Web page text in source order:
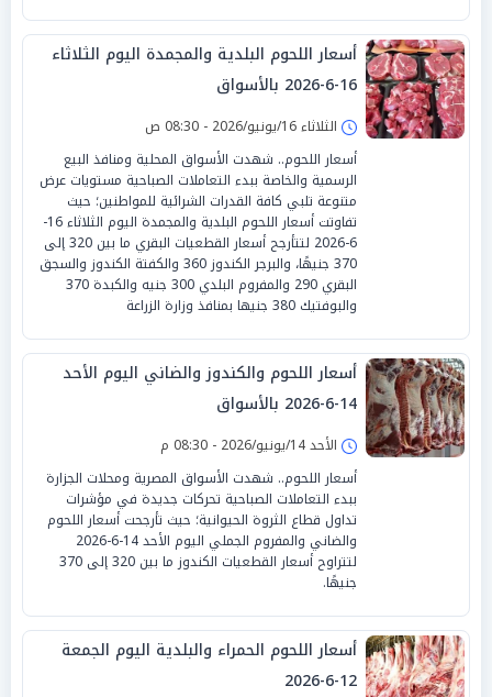
أسعار اللحوم البلدية والمجمدة اليوم الثلاثاء
16-6-2026 بالأسواق
الثلاثاء 16/يونيو/2026 - 08:30 ص
أسعار اللحوم.. شهدت الأسواق المحلية ومنافذ البيع
الرسمية والخاصة ببدء التعاملات الصباحية مستويات عرض
متنوعة تلبي كافة القدرات الشرائية للمواطنين؛ حيث
تفاوتت أسعار اللحوم البلدية والمجمدة اليوم الثلاثاء 16-
6-2026 لتتأرجح أسعار القطعيات البقري ما بين 320 إلى
370 جنيهًا، والبرجر الكندوز 360 والكفتة الكندوز والسجق
البقري 290 والمفروم البلدي 300 جنيه والكبدة 370
والبوفتيك 380 جنيها بمنافذ وزارة الزراعة
أسعار اللحوم والكندوز والضاني اليوم الأحد
14-6-2026 بالأسواق
الأحد 14/يونيو/2026 - 08:30 م
أسعار اللحوم.. شهدت الأسواق المصرية ومحلات الجزارة
ببدء التعاملات الصباحية تحركات جديدة في مؤشرات
تداول قطاع الثروة الحيوانية؛ حيث تأرجحت أسعار اللحوم
والضاني والمفروم الجملي اليوم الأحد 14-6-2026
لتتراوح أسعار القطعيات الكندوز ما بين 320 إلى 370
جنيهًا.
أسعار اللحوم الحمراء والبلدية اليوم الجمعة
12-6-2026